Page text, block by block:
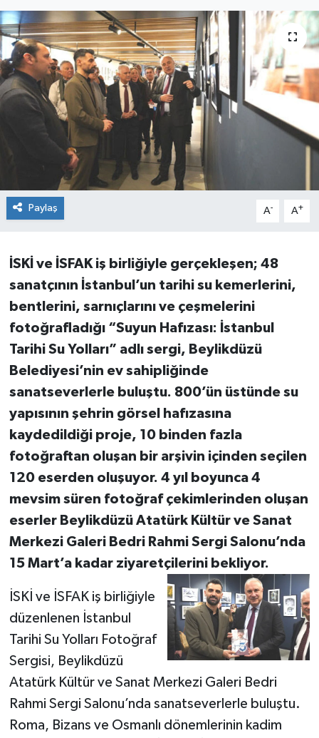
Paylaş A- A+
İSKİ ve İSFAK iş birliğiyle gerçekleşen; 48
sanatçının İstanbul’un tarihi su kemerlerini,
bentlerini, sarnıçlarını ve çeşmelerini
fotoğrafladığı “Suyun Hafızası: İstanbul
Tarihi Su Yolları” adlı sergi, Beylikdüzü
Belediyesi’nin ev sahipliğinde
sanatseverlerle buluştu. 800’ün üstünde su
yapısının şehrin görsel hafızasına
kaydedildiği proje, 10 binden fazla
fotoğraftan oluşan bir arşivin içinden seçilen
120 eserden oluşuyor. 4 yıl boyunca 4
mevsim süren fotoğraf çekimlerinden oluşan
eserler Beylikdüzü Atatürk Kültür ve Sanat
Merkezi Galeri Bedri Rahmi Sergi Salonu’nda
15 Mart’a kadar ziyaretçilerini bekliyor.
İSKİ ve İSFAK iş birliğiyle
düzenlenen İstanbul
Tarihi Su Yolları Fotoğraf
Sergisi, Beylikdüzü
Atatürk Kültür ve Sanat Merkezi Galeri Bedri
Rahmi Sergi Salonu’nda sanatseverlerle buluştu.
Roma, Bizans ve Osmanlı dönemlerinin kadim